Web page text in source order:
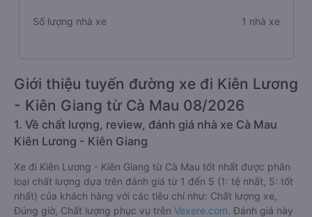
Số lượng nhà xe 1 nhà xe
Giới thiệu tuyến đường xe đi Kiên Lương
- Kiên Giang từ Cà Mau 08/2026
1. Về chất lượng, review, đánh giá nhà xe Cà Mau
Kiên Lương - Kiên Giang
Xe đi Kiên Lương - Kiên Giang từ Cà Mau tốt nhất được phân
loại chất lượng dựa trên đánh giá từ 1 đến 5 (1: tệ nhất, 5: tốt
nhất) của khách hàng với các tiêu chí như: Chất lượng xe,
Đúng giờ, Chất lượng phục vụ trên Vexere.com. Đánh giá này